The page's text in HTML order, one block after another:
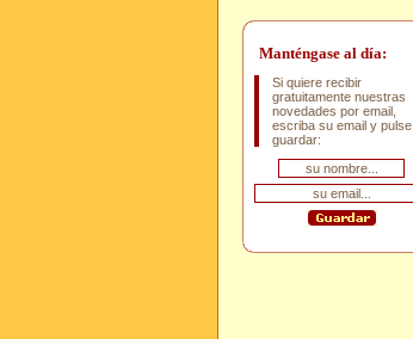
Manténgase al día:
Si quiere recibir
gratuitamente nuestras
novedades por email,
escriba su email y pulse
guardar: